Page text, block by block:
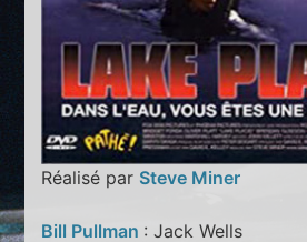
Réalisé par Steve Miner
Bill Pullman : Jack Wells